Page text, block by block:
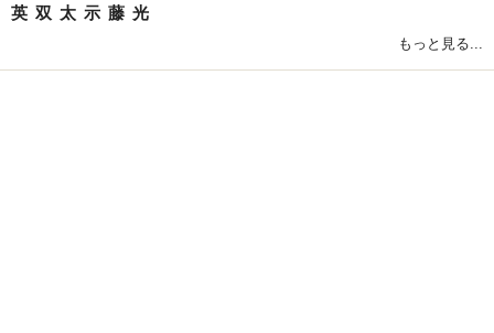
英 双 太 示 藤 光
もっと見る...